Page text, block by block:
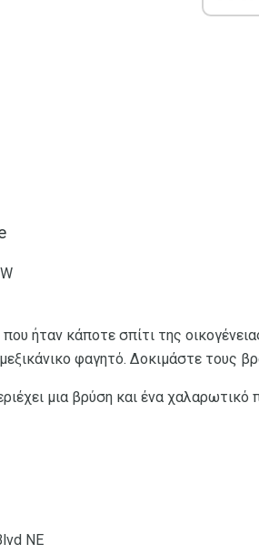
που ήταν κάποτε σπίτι της
φαγητό. Δοκιμάστε τους
μια βρύση και ένα
NE